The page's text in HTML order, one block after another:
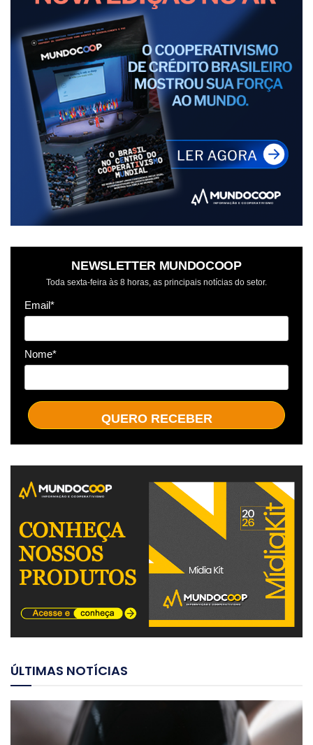
NEWSLETTER MUNDOCOOP
Toda sexta-feira às 8 horas, as principais notícias do setor.
Email*
Nome*
QUERO RECEBER
ÚLTIMAS NOTÍCIAS